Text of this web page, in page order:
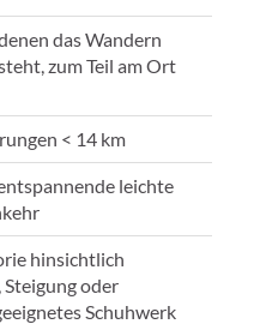
das Wandern
zum Teil am Ort
< 14 km
leichte
hinsichtlich
oder
Schuhwerk